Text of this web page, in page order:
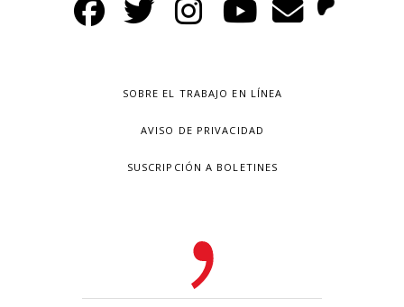
SOBRE EL TRABAJO EN LÍNEA
AVISO DE PRIVACIDAD
SUSCRIPCIÓN A BOLETINES